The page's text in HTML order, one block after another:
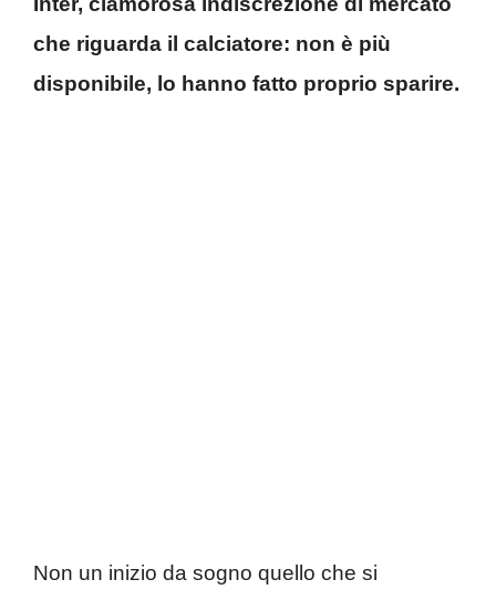
che riguarda il calciatore: non è più
disponibile, lo hanno fatto proprio sparire.
Non un inizio da sogno quello che si